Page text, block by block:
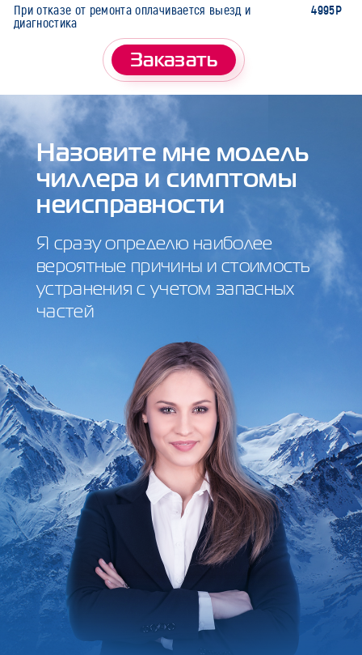
При отказе от ремонта оплачивается выезд и
диагностика
4995Р
Заказать
Назовите мне модель
чиллера и симптомы
неисправности
Я сразу определю наиболее
вероятные причины и стоимость
устранения с учетом запасных
частей